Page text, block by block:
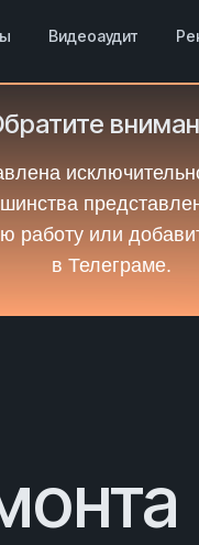
Видеоаудит
работу или
в Телеграме.